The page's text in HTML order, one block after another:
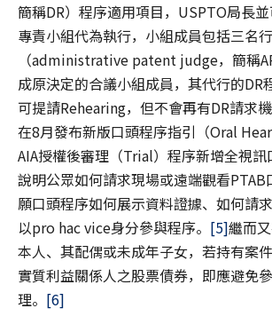
簡稱DR）程序適用項目，USPTO局長
專責小組代為執行，小組成員包括三名
（administrative patent judge，簡稱
成原決定的合議小組成員，其代行的DR
可提請Rehearing，但不會再有DR請求機
在8月發布新版口頭程序指引（Oral
AIA授權後審理（Trial）程序新增全視訊
說明公眾如何請求現場或遠端觀看
願口頭程序如何展示資料證據、如何請
以pro hac vice身分參與程序。 [5]繼而
本人、其配偶或未成年子女，若持有案
實質利益關係人之股票債券，即應避免
理。 [6]